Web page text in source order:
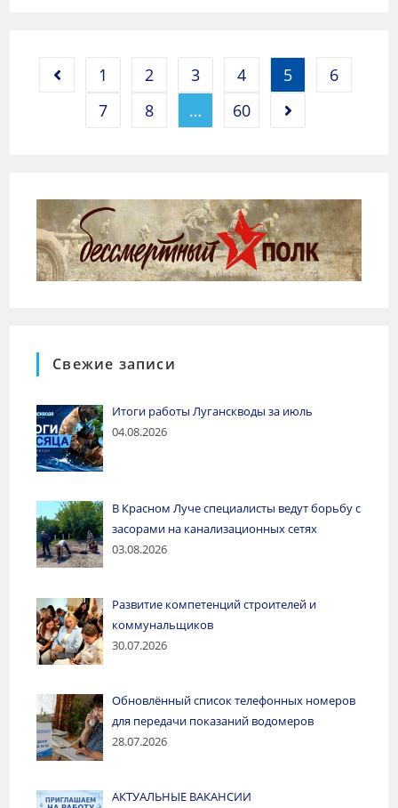
1 2 3 4 5
6
7
8 … 60
Свежие записи
Итоги работы Луганскводы за июль
04.08.2026
В Красном Луче специалисты ведут борьбу с
засорами на канализационных сетях
03.08.2026
Развитие компетенций строителей и
коммунальщиков
30.07.2026
Обновлённый список телефонных номеров
для передачи показаний водомеров
28.07.2026
АКТУАЛЬНЫЕ ВАКАНСИИ